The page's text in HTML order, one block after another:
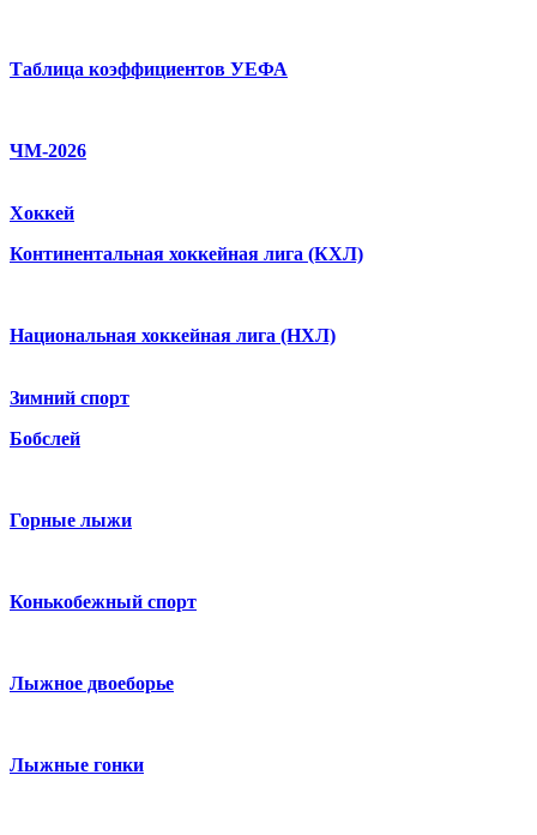
Таблица коэффициентов УЕФА
ЧМ-2026
Хоккей
Континентальная хоккейная лига (КХЛ)
Национальная хоккейная лига (НХЛ)
Зимний спорт
Бобслей
Горные лыжи
Конькобежный спорт
Лыжное двоеборье
Лыжные гонки